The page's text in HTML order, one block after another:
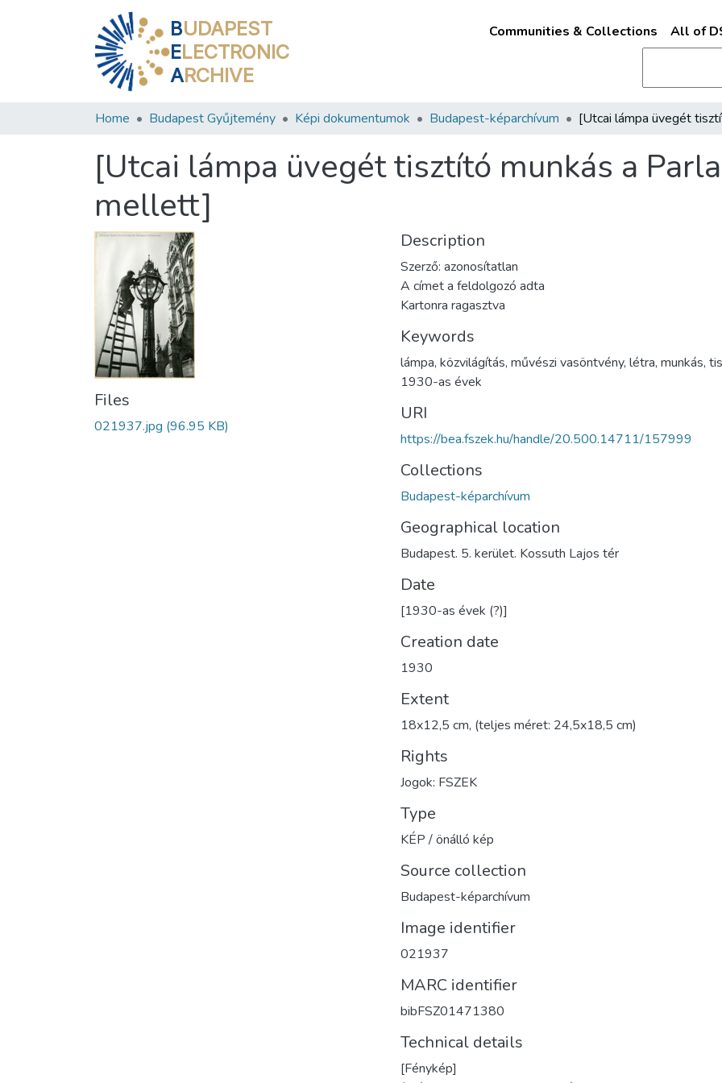
BUDAPEST
ELECTRONIC
ARCHIVE
Communities & Collections All of
Home Budapest Gyűjtemény Képi dokumentumok Budapest-képarchívum
[Utcai lámpa üvegét tisztító munkás a
mellett]
Files
021937.jpg (96.95 KB)
Description
Szerző: azonosítatlan
A címet a feldolgozó adta
Kartonra ragasztva
Keywords
lámpa, közvilágítás, művészi vasöntvény, létra, munkás,
1930-as évek
URI
https://bea.fszek.hu/handle/20.500.14711/157999
Collections
Budapest-képarchívum
Geographical location
Budapest. 5. kerület. Kossuth Lajos tér
Date
[1930-as évek (?)]
Creation date
1930
Extent
18x12,5 cm, (teljes méret: 24,5x18,5 cm)
Rights
Jogok: FSZEK
Type
KÉP / önálló kép
Source collection
Budapest-képarchívum
Image identifier
021937
MARC identifier
bibFSZ01471380
Technical details
[Fénykép]